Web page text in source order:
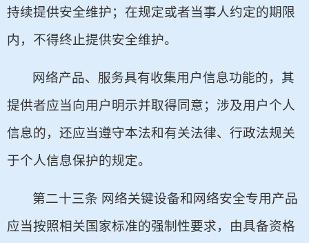
持续提供安全维护；在规定或者当事人约定的期限
内，不得终止提供安全维护。
网络产品、服务具有收集用户信息功能的，其
提供者应当向用户明示并取得同意；涉及用户个人
信息的，还应当遵守本法和有关法律、行政法规关
于个人信息保护的规定。
第二十三条 网络关键设备和网络安全专用产品
应当按照相关国家标准的强制性要求，由具备资格